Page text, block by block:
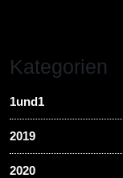
Kategorien
1und1
2019
2020